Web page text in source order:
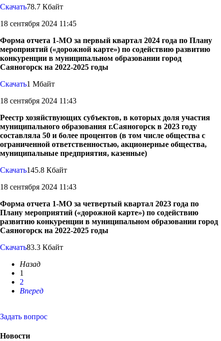
Скачать78.7 Кбайт
18 сентября 2024 11:45
Форма отчета 1-МО за первый квартал 2024 года по Плану
мероприятий («дорожной карте») по содействию развитию
конкуренции в муниципальном образовании город
Саяногорск на 2022-2025 годы
Скачать1 Мбайт
18 сентября 2024 11:43
Реестр хозяйствующих субъектов, в которых доля участия
муниципального образования г.Саяногорск в 2023 году
составляла 50 и более процентов (в том числе общества с
ограниченной ответственностью, акционерные общества,
муниципальные предприятия, казенные)
Скачать145.8 Кбайт
18 сентября 2024 11:43
Форма отчета 1-МО за четвертый квартал 2023 года по
Плану мероприятий («дорожной карте») по содействию
развитию конкуренции в муниципальном образовании город
Саяногорск на 2022-2025 годы
Скачать83.3 Кбайт
Назад
1
2
Вперед
Задать вопрос
Новости